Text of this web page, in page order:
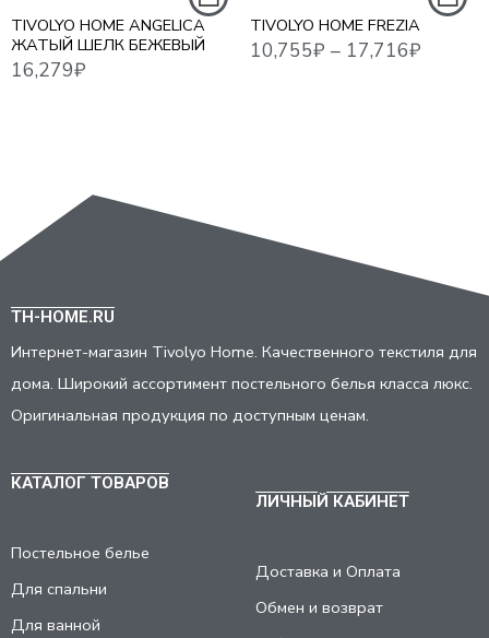
TIVOLYO HOME ANGELICA
ЖАТЫЙ ШЕЛК БЕЖЕВЫЙ
TIVOLYO HOME FREZIA
TH-HOME.RU
Интернет-магазин Tivolyo Home. Качественного текстиля для
дома. Широкий ассортимент постельного белья класса люкс.
Оригинальная продукция по доступным ценам.
КАТАЛОГ ТОВАРОВ
Постельное белье
Для спальни
Для ванной
ЛИЧНЫЙ КАБИНЕТ
Доставка и Оплата
Обмен и возврат